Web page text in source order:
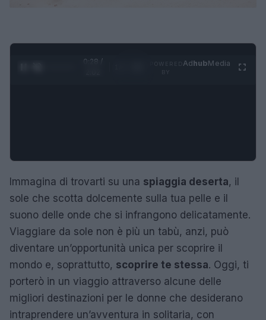
0:29 /
AdhubMedia
Immagina di trovarti su una spiaggia deserta, il
sole che scotta dolcemente sulla tua pelle e il
suono delle onde che si infrangono delicatamente.
Viaggiare da sole non è più un tabù, anzi, può
diventare un’opportunità unica per scoprire il
mondo e, soprattutto, scoprire te stessa. Oggi, ti
porterò in un viaggio attraverso alcune delle
migliori destinazioni per le donne che desiderano
intraprendere un’avventura in solitaria, con